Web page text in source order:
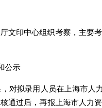
印中心组织考察，主要
公示
拟录用人员在上海市人
通过后，再报上海市人力